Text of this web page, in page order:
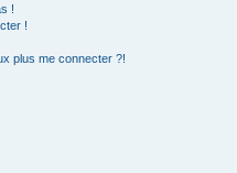
!
!
plus me connecter ?!